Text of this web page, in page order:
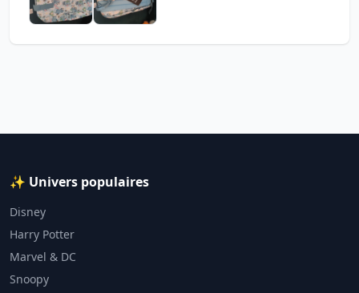
✨ Univers populaires
Disney
Harry Potter
Marvel & DC
Snoopy